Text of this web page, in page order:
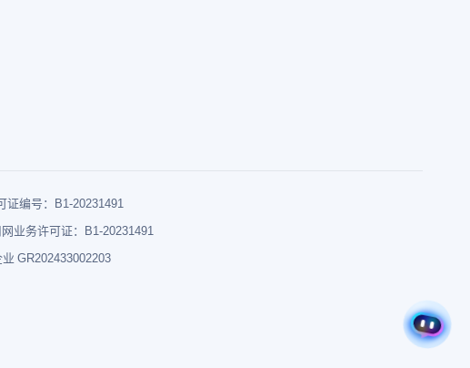
证编号：B1-20231491
业务许可证：B1-20231491
GR202433002203